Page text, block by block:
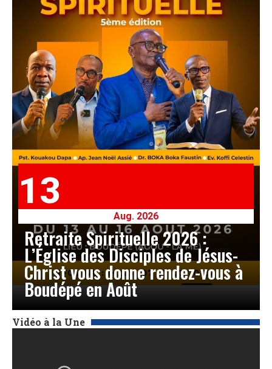
13
Aug. 2026
Retraite Spirituelle 2026 :
L’Église des Disciples de Jésus-
Christ vous donne rendez-vous à
Boudépé en Août
Vidéo à la Une